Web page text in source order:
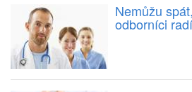
Nemůžu
odborníci radí